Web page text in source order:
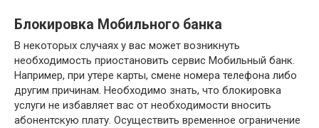
Блокировка Мобильного банка
В некоторых случаях у вас может возникнуть
необходимость приостановить сервис Мобильный банк.
Например, при утере карты, смене номера телефона либо
другим причинам. Необходимо знать, что блокировка
услуги не избавляет вас от необходимости вносить
абонентскую плату. Осуществить временное ограничение